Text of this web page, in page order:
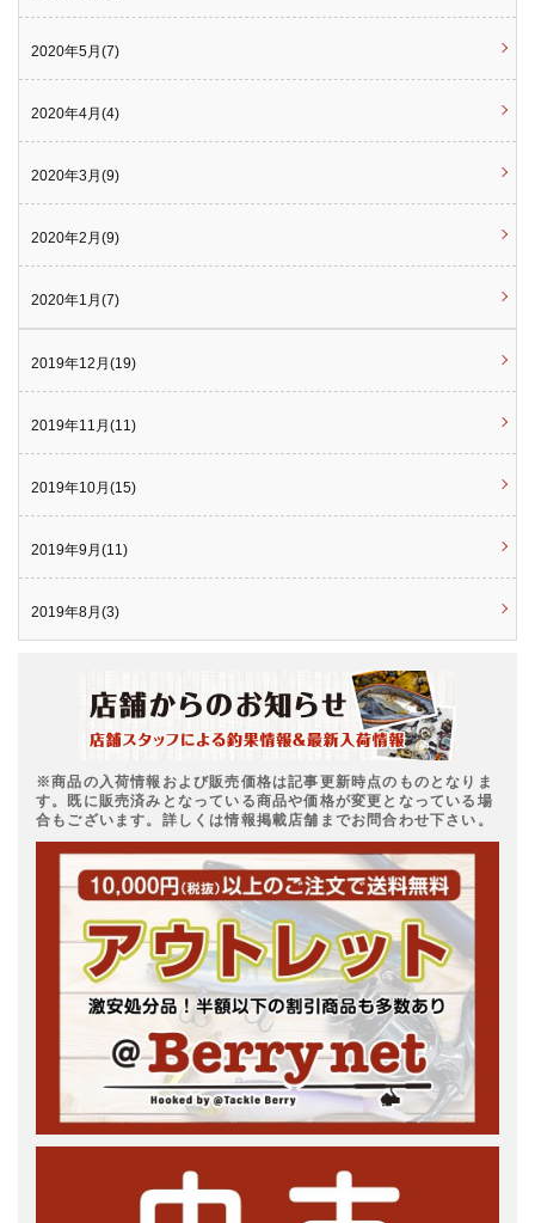
2020年5月(7)
2020年4月(4)
2020年3月(9)
2020年2月(9)
2020年1月(7)
2019年12月(19)
2019年11月(11)
2019年10月(15)
2019年9月(11)
2019年8月(3)
※商品の入荷情報および販売価格は記事更新時点のものとなりま
す。既に販売済みとなっている商品や価格が変更となっている場
合もございます。詳しくは情報掲載店舗までお問合わせ下さい。